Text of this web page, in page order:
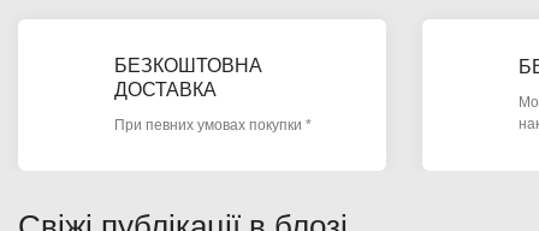
БЕЗКОШТОВНА
ДОСТАВКА
При певних умовах покупки *